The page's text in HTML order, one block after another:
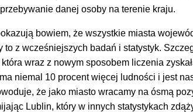
danej osoby na terenie kraju.
bowiem, że wszystkie miasta
to z wcześniejszych badań i statystyk.
wraz z nowym sposobem liczenia
niemal 10 procent więcej ludności i jest
że jako miasto wracamy na ósmą
Lublin, który w innych statystykach